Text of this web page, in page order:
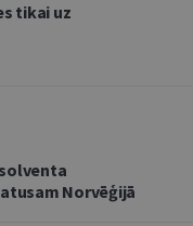
tikai uz
Norvēģijā